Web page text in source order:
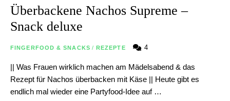
Überbackene Nachos Supreme –
Snack deluxe
FINGERFOOD & SNACKS / REZEPTE 4
|| Was Frauen wirklich machen am Mädelsabend & das
Rezept für Nachos überbacken mit Käse || Heute gibt es
endlich mal wieder eine Partyfood-Idee auf …